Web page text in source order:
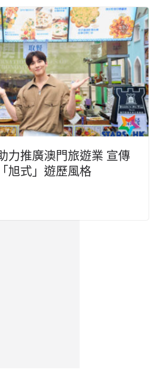
力推廣澳門旅遊業 宣傳
旭式」遊歷風格